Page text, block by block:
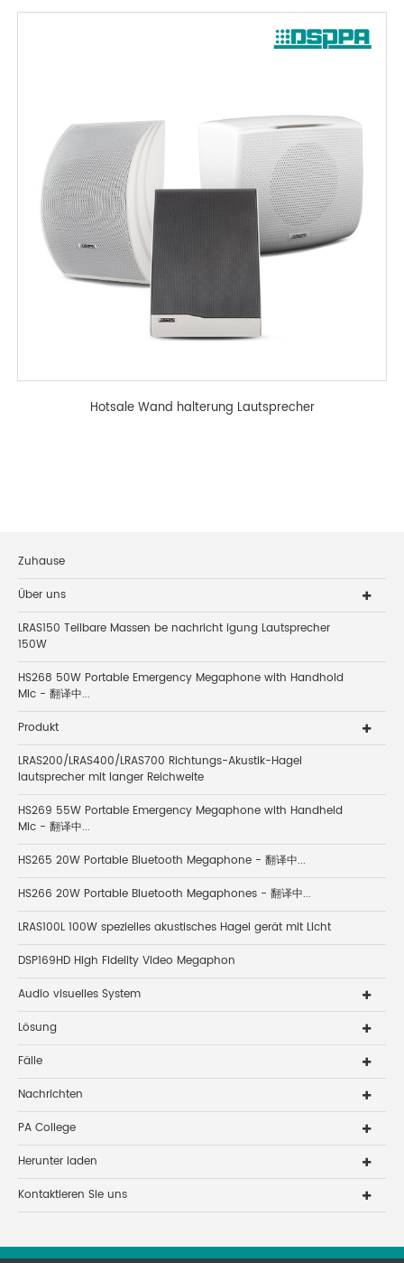
Hotsale Wand halterung Lautsprecher
Zuhause
Über uns
LRAS150 Teilbare Massen be nachricht igung Lautsprecher
150W
HS268 50W Portable Emergency Megaphone with Handhold
Mic - 翻译中...
Produkt
LRAS200/LRAS400/LRAS700 Richtungs-Akustik-Hagel
lautsprecher mit langer Reichweite
HS269 55W Portable Emergency Megaphone with Handheld
Mic - 翻译中...
HS265 20W Portable Bluetooth Megaphone - 翻译中...
HS266 20W Portable Bluetooth Megaphones - 翻译中...
LRAS100L 100W spezielles akustisches Hagel gerät mit Licht
DSP169HD High Fidelity Video Megaphon
Audio visuelles System
Lösung
Fälle
Nachrichten
PA College
Herunter laden
Kontaktieren Sie uns